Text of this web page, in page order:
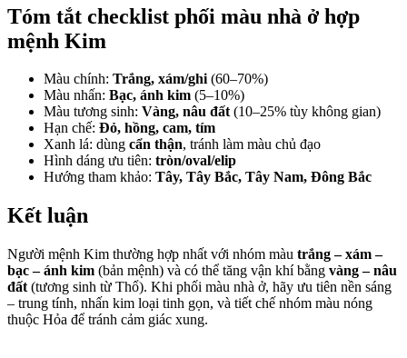
Tóm tắt checklist phối màu nhà ở hợp
mệnh Kim
Màu chính: Trắng, xám/ghi(60–70%)
Màu nhấn: Bạc, ánh kim (5–10%)
Màu tương sinh: Vàng, nâu đất(10–25% tùy không gian)
Hạn chế: Đỏ, hồng, cam, tím
Xanh lá: dùng cẩn thận, tránh làm màu chủ đạo
Hình dáng ưu tiên: tròn/oval/elip
Hướng tham khảo: Tây, Tây Bắc, Tây Nam, Đông Bắc
Kết luận
Người mệnh Kim thường hợp nhất với nhóm màu trắng – xám –
bạc – ánh kim (bản mệnh) và có thể tăng vận khí bằng vàng – nâu
đất (tương sinh từ Thổ). Khi phối màu nhà ở, hãy ưu tiên nền sáng
– trung tính, nhấn kim loại tinh gọn, và tiết chế nhóm màu nóng
thuộc Hỏa để tránh cảm giác xung.